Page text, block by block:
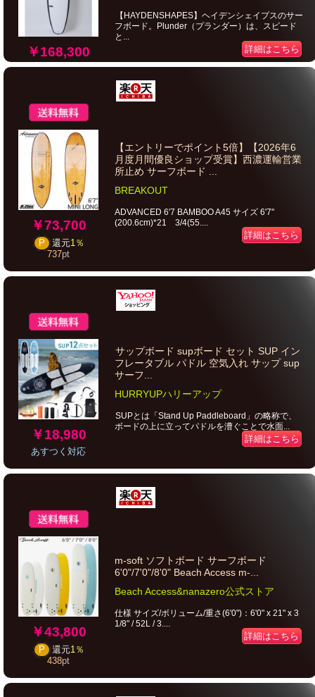
￥168,300
【HAYDENSHAPES】ヘイデンシェイプスのサー
フボード。Plunder（プランダー）は、スピード
と...
詳細はこちら
￥73,700
P 還元1％
737pt
【エントリーでポイント5倍】【2026年6
月度月間優良ショップ受賞】西濃運輸営業
所止め サーフボード ...
BREAKOUT
ADVANCED 6'7 BAMBOO A45 サイズ 6'7"
(200.6cm)*21 3/4(55....
詳細はこちら
￥18,980
あすつく対応
サップボード supボード セット SUP イン
フレータブル パドル 空気入れ サップ sup
サーフ...
HURRYUPハリーアップ
SUPとは「Stand Up Paddleboard」の略称で、
ボードの上に立ってパドルを漕ぐことで水面...
詳細はこちら
￥43,800
P 還元1％
438pt
m-soft ソフトボード サーフボード
6'0"/7'0"/8'0" Beach Access m-...
Beach Access&nanazero公式ストア
仕様 サイズ/ボリューム/重さ(6'0")：6'0" x 21" x 3
1/8" / 52L / 3....
詳細はこちら